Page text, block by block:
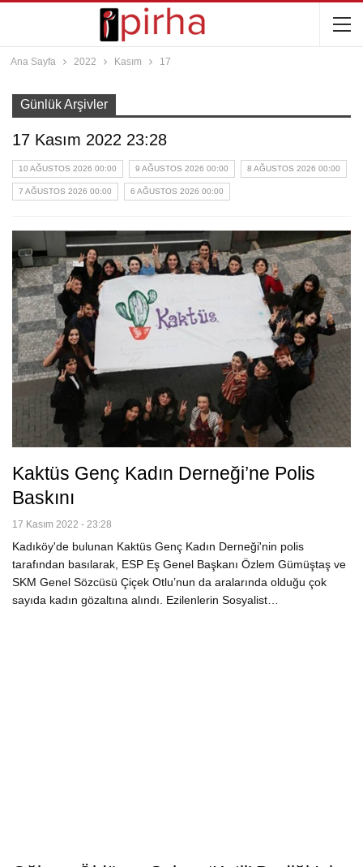
Ana Sayfa 2022 Kasım 17
Günlük Arşivler
17 Kasım 2022 23:28
10 AĞUSTOS 2026 00:00 9 AĞUSTOS 2026 00:00 8 AĞUSTOS 2026 00:00
7 AĞUSTOS 2026 00:00 6 AĞUSTOS 2026 00:00
Kaktüs Genç Kadın Derneği’ne Polis
Baskını
17 Kasım 2022 - 23:28
Kadıköy'de bulunan Kaktüs Genç Kadın Derneği'nin polis
tarafından basılarak, ESP Eş Genel Başkanı Özlem Gümüştaş ve
SKM Genel Sözcüsü Çiçek Otlu’nun da aralarında olduğu çok
sayıda kadın gözaltına alındı. Ezilenlerin Sosyalist…